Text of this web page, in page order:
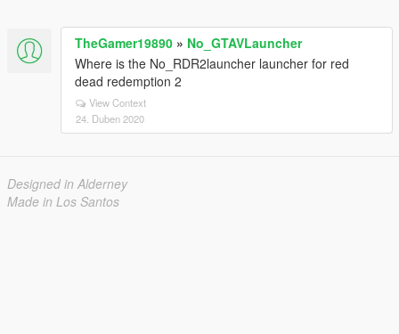
TheGamer19890 » No_GTAVLauncher
Where is the No_RDR2launcher launcher for red
dead redemption 2
View Context
24. Duben 2020
Designed in Alderney
Made in Los Santos